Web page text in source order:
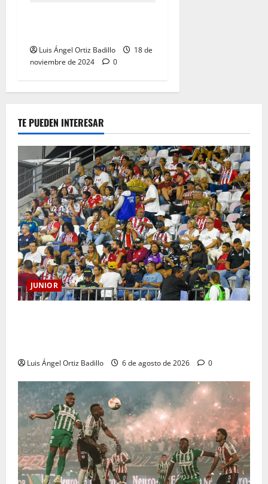
Luis Ángel Ortiz Badillo
18 de
noviembre de 2024
0
TE PUEDEN INTERESAR
JUNIOR
Luis Ángel Ortiz Badillo 6 de agosto de 2026 0